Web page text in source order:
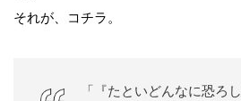
それが、コチラ。
「『たといどんなに恐ろ